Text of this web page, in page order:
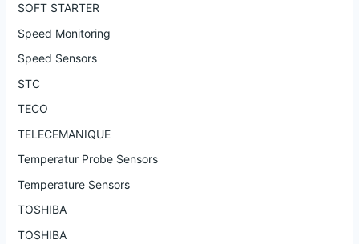
SOFT STARTER
Speed Monitoring
Speed Sensors
STC
TECO
TELECEMANIQUE
Temperatur Probe Sensors
Temperature Sensors
TOSHIBA
TOSHIBA